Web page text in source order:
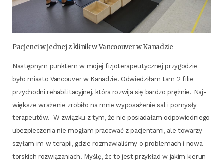
Pacjen­ci w jed­nej z kli­nik w Van­co­ouver w Kanadzie
Następ­nym punk­tem w mojej fizjo­te­ra­peu­tycz­nej przy­go­dzie
było mia­sto Van­co­uver w Kana­dzie. Odwie­dzi­łam tam 2 filie
przy­chod­ni reha­bi­li­ta­cyj­nej, któ­ra roz­wi­ja się bar­dzo pręż­nie. Naj­
więk­sze wra­że­nie zro­bi­ło na mnie wypo­sa­że­nie sal i pomy­sły
tera­peu­tów. W związ­ku z tym, że nie posia­da­łam odpo­wied­nie­go
ubez­pie­cze­nia nie mogłam pra­co­wać z pacjen­ta­mi, ale towa­rzy­
szy­łam im w tera­pii, gdzie roz­ma­wia­li­śmy o pro­ble­mach i nowa­
tor­skich roz­wią­za­niach. Myślę, że to jest przy­kład w jakim kie­run­